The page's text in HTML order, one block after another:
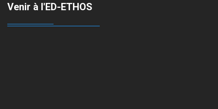
Venir à l'ED-ETHOS